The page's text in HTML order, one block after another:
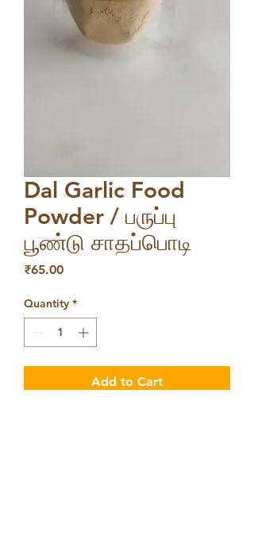
Dal Garlic Food
Powder / பருப்பு
பூண்டு சாதப்பொடி
₹65.00Price
Quantity *
Add to Cart